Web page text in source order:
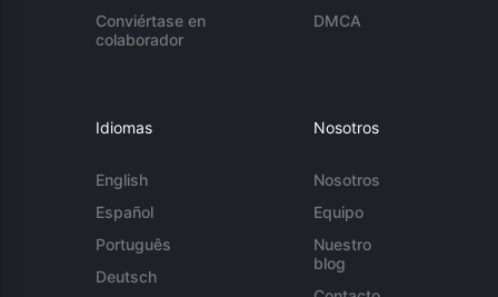
Conviértase en
colaborador
DMCA
Idiomas
English
Español
Português
Deutsch
Nosotros
Nosotros
Equipo
Nuestro
blog